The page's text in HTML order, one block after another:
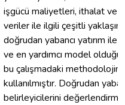
işgücü maliyetleri, ithalat ve
veriler ile ilgili çeşitli
doğrudan yabancı yatırım
ve en yardımcı model
bu çalışmadaki
kullanılmıştır. Doğrudan
belirleyicilerini